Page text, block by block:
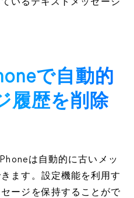
いるテキストメッセージ
で自動的
履歴を削除
は自動的に古いメッ
ます。設定機能を利用す
ージを保持することがで